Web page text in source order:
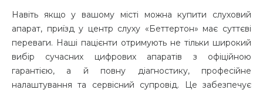
Навіть якщо у вашому місті можна купити слуховий
апарат, приїзд у центр слуху «Беттертон» має суттєві
переваги. Наші пацієнти отримують не тільки широкий
вибір сучасних цифрових апаратів з офіційною
гарантією, а й повну діагностику, професійне
налаштування та сервісний супровід. Це забезпечує